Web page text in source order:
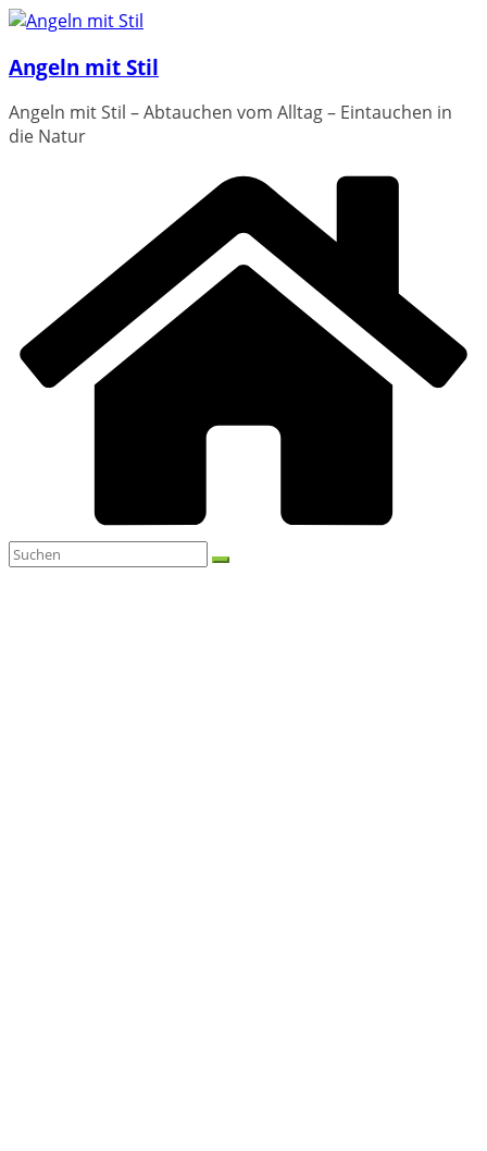
Zum
springen
Angeln mit Stil
Angeln mit Stil – Abtauchen vom Alltag – Eintauchen in
die Natur